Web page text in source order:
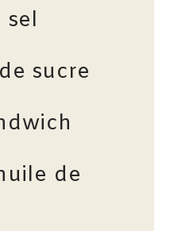
sel
sucre
de